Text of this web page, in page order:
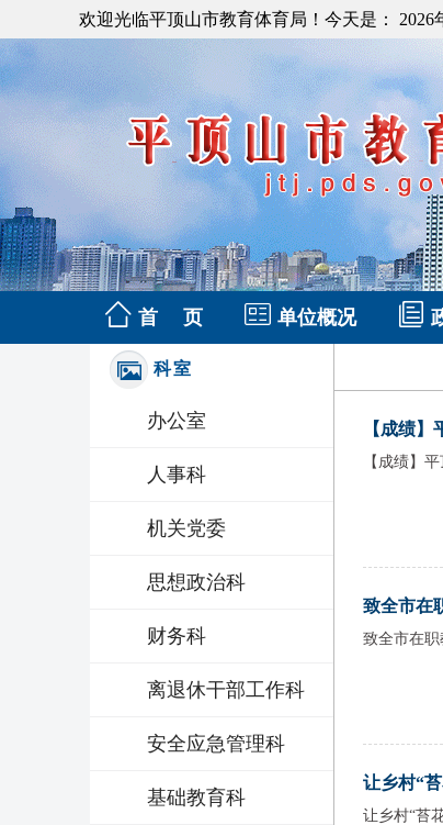
欢迎光临平顶山市教育体育局！今天是： 2026
首 页 单位概况
科室
办公室
人事科
机关党委
思想政治科
财务科
离退休干部工作科
安全应急管理科
基础教育科
【成绩
【成绩】
致全市在
致全市在
让乡村“
让乡村“苔